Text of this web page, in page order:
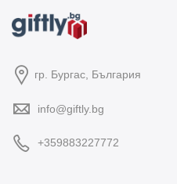
гр. Бургас, България
info@giftly.bg
+359883227772